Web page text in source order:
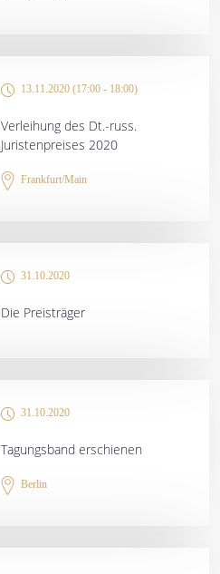
13.11.2020 (17:00 - 18:00)
Verleihung des Dt.-russ.
Juristenpreises 2020
Frankfurt/Main
31.10.2020
Die Preisträger
31.10.2020
Tagungsband erschienen
Berlin